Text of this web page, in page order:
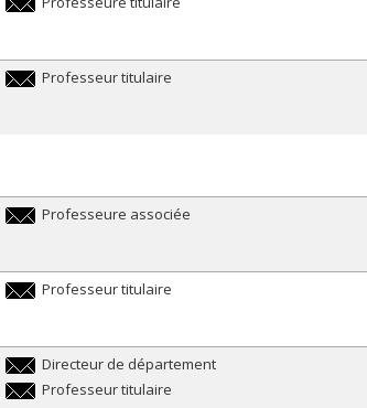
Professeur titulaire
Professeure associée
Professeur titulaire
jf.masson@umontreal.ca
Directeur de département
Professeur titulaire